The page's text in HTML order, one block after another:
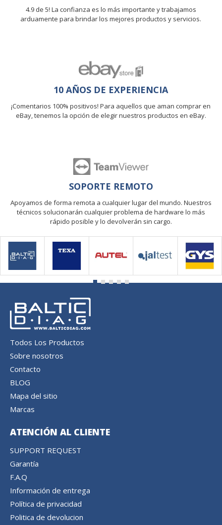
4.9 de 5! La confianza es lo más importante y trabajamos
arduamente para brindar los mejores productos y servicios.
10 AÑOS DE EXPERIENCIA
¡Comentarios 100% positivos! Para aquellos que aman comprar en
eBay, tenemos la opción de elegir nuestros productos en eBay.
SOPORTE REMOTO
Apoyamos de forma remota a cualquier lugar del mundo. Nuestros
técnicos solucionarán cualquier problema de hardware lo más
rápido posible y lo devolverán sin cargo.
Todos Los Productos
Sobre nosotros
Contacto
BLOG
Mapa del sitio
Marcas
ATENCIÓN AL CLIENTE
SUPPORT REQUEST
Garantía
F.A.Q
Información de entrega
Política de privacidad
Politica de devolucion